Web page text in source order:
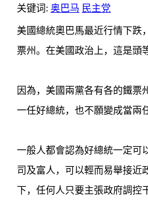
关键词: 奥巴马 民主党
美國總統奧巴馬最近行情下跌
票州。在美國政治上，這是頭
因為，美國兩黨各有各的鐵
一任好總統，也不願變成當兩
一般人都會認為好總統一定可
司及富人，可以輕而易舉接近
下，任何人只要主張政府調控